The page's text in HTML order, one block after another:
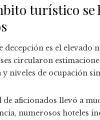
turístico se
es el elevado
circularon
niveles de ocupación
aficionados llevó a
numerosos hoteles